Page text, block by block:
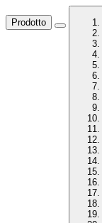
Prodotto